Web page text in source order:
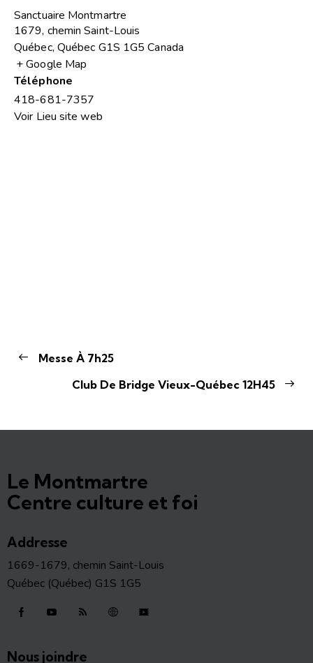
Sanctuaire Montmartre
1679, chemin Saint-Louis
Québec, Québec G1S 1G5 Canada
+ Google Map
Téléphone
418-681-7357
Voir Lieu site web
Messe À 7h25
Club De Bridge Vieux-Québec 12H45
Le Montmartre
Centre culture et foi
Addresse
1669-1679, chemin Saint-Louis
Québec (Québec) G1S 1G5
Nous joindre